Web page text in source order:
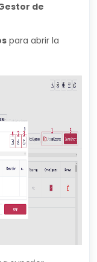
de
para abrir la